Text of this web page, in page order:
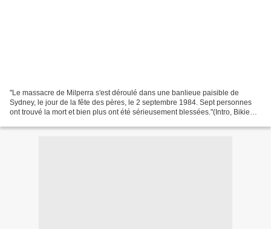
"Le massacre de Milperra s'est déroulé dans une banlieue paisible de
Sydney, le jour de la fête des pères, le 2 septembre 1984. Sept personnes
ont trouvé la mort et bien plus ont été sérieusement blessées."(Intro, Bikie